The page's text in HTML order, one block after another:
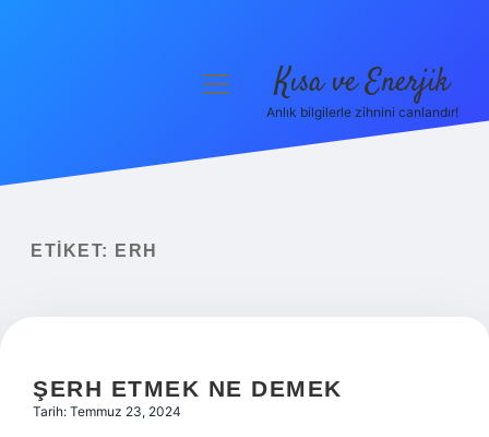
Yasal Uyarı
menüyü
Kısa ve Enerjik
Anlık bilgilerle zihnini canlandır!
ETIKET: ERH
ŞERH ETMEK NE DEMEK
Tarih: Temmuz 23, 2024